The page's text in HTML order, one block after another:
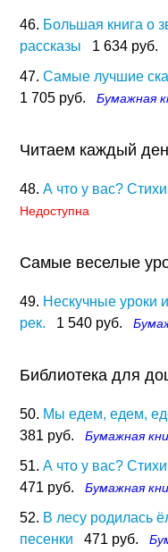
46. Большая книга о
рассказы
1 634 руб.
47. Самые лучшие
1 705 руб.
Бумажная
Читаем каждый
48. А что у вас? Стихи
Недоступна
Самые веселые
49. Нескучные уроки
рек.
1 540 руб.
Библиотека для
50. Мы едем, едем,
381 руб.
Бумажная
51. А что у вас?
471 руб.
Бумажная
52. В лесу родилась
песенки
471 руб.